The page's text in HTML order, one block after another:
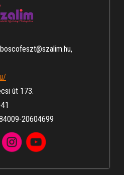
út 173.
20604699